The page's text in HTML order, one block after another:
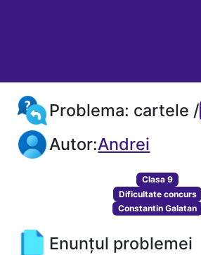
Problema: cartele /
Autor:Andrei
Clasa 9
Dificultate concurs
Constantin Galatan
Enunțul problemei